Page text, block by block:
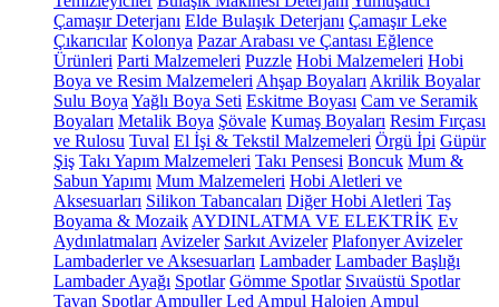
Çamaşır Deterjanı Elde Bulaşık Deterjanı Çamaşır Leke
Çıkarıcılar Kolonya Pazar Arabası ve Çantası Eğlence
Ürünleri Parti Malzemeleri Puzzle Hobi Malzemeleri Hobi
Boya ve Resim Malzemeleri Ahşap Boyaları Akrilik Boyalar
Sulu Boya Yağlı Boya Seti Eskitme Boyası Cam ve Seramik
Boyaları Metalik Boya Şövale Kumaş Boyaları Resim Fırçası
ve Rulosu Tuval El İşi & Tekstil Malzemeleri Örgü İpi Güpür
Şiş Takı Yapım Malzemeleri Takı Pensesi Boncuk Mum &
Sabun Yapımı Mum Malzemeleri Hobi Aletleri ve
Aksesuarları Silikon Tabancaları Diğer Hobi Aletleri Taş
Boyama & Mozaik AYDINLATMA VE ELEKTRİK Ev
Aydınlatmaları Avizeler Sarkıt Avizeler Plafonyer Avizeler
Lambaderler ve Aksesuarları Lambader Lambader Başlığı
Lambader Ayağı Spotlar Gömme Spotlar Sıvaüstü Spotlar
Tavan Spotlar Ampuller Led Ampul Halojen Ampul